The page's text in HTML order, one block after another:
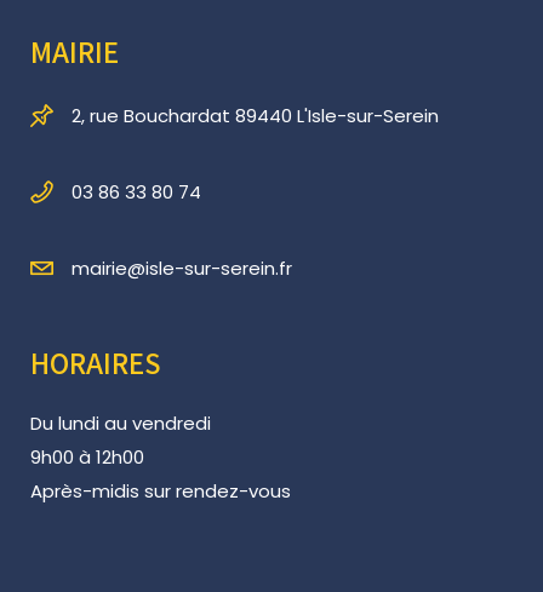
MAIRIE
2, rue Bouchardat 89440 L'Isle-sur-Serein
03 86 33 80 74
mairie@isle-sur-serein.fr
HORAIRES
Du lundi au vendredi
9h00 à 12h00
Après-midis sur rendez-vous